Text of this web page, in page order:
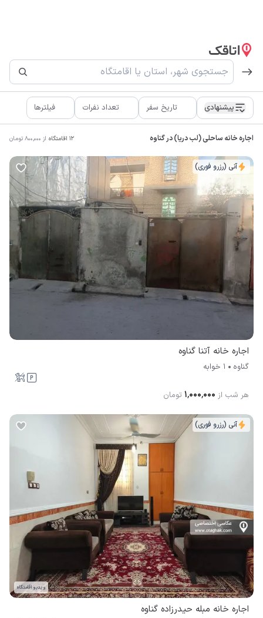
پیشنهادی تاریخ سفر تعداد نفرات فیلترها
اجاره خانه ساحلی (لب دریا) در گناوه 12 اقامتگاه از 800,000 تومان
آنی (رزرو فوری)
اجاره خانه آتنا گناوه
گناوه 1 خوابه
هر شب از ۱٬۰۰۰٬۰۰۰ تومان
آنی (رزرو فوری)
ویدیو اقامتگاه
اجاره خانه مبله حیدرزاده گناوه